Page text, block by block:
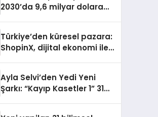
2030’da 9,6 milyar dolara
Türkiye’den küresel pazara:
ShopinX, dijital ekonomi ile
Ayla Selvi’den Yedi Yeni
Şarkı: “Kayıp Kasetler 1” 31